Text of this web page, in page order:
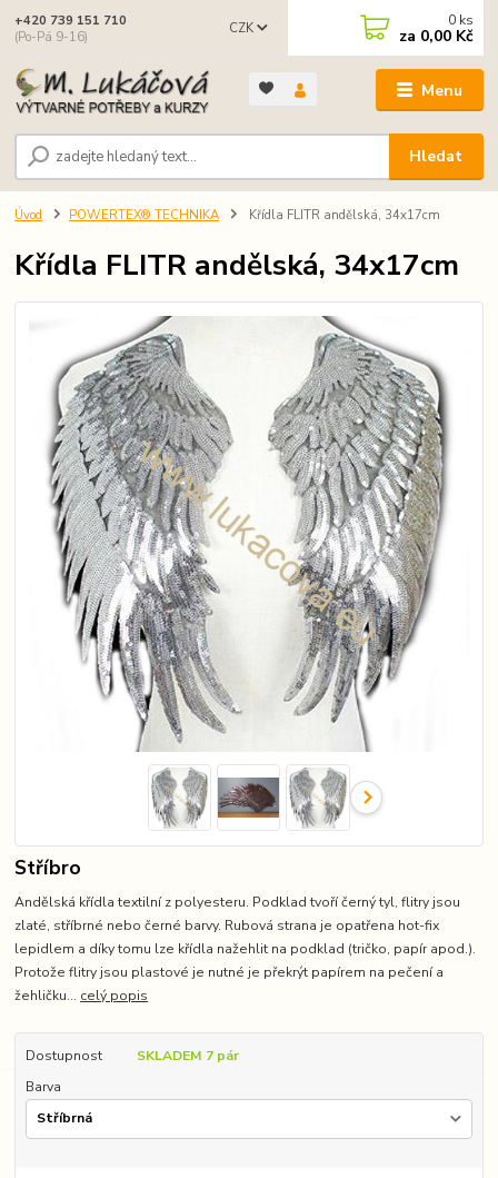
Menu
CZK
Hledat
+420 739 151 710
(Po-Pá 9-16)
0 ks
za 0,00 Kč
Úvod POWERTEX® TECHNIKA Křídla FLITR andělská, 34x17cm
Křídla FLITR andělská, 34x17cm
Stříbro
Andělská křídla textilní z polyesteru. Podklad tvoří černý tyl, flitry jsou
zlaté, stříbrné nebo černé barvy. Rubová strana je opatřena hot-fix
lepidlem a díky tomu lze křídla nažehlit na podklad (tričko, papír apod.).
Protože flitry jsou plastové je nutné je překrýt papírem na pečení a
žehličku... celý popis
Dostupnost
SKLADEM 7 pár
Barva